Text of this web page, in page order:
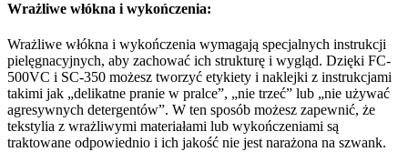
Wrażliwe włókna i wykończenia:
Wrażliwe włókna i wykończenia wymagają specjalnych instrukcji
pielęgnacyjnych, aby zachować ich strukturę i wygląd. Dzięki FC-
500VC i SC-350 możesz tworzyć etykiety i naklejki z instrukcjami
takimi jak „delikatne pranie w pralce”, „nie trzeć” lub „nie używać
agresywnych detergentów”. W ten sposób możesz zapewnić, że
tekstylia z wrażliwymi materiałami lub wykończeniami są
traktowane odpowiednio i ich jakość nie jest narażona na szwank.